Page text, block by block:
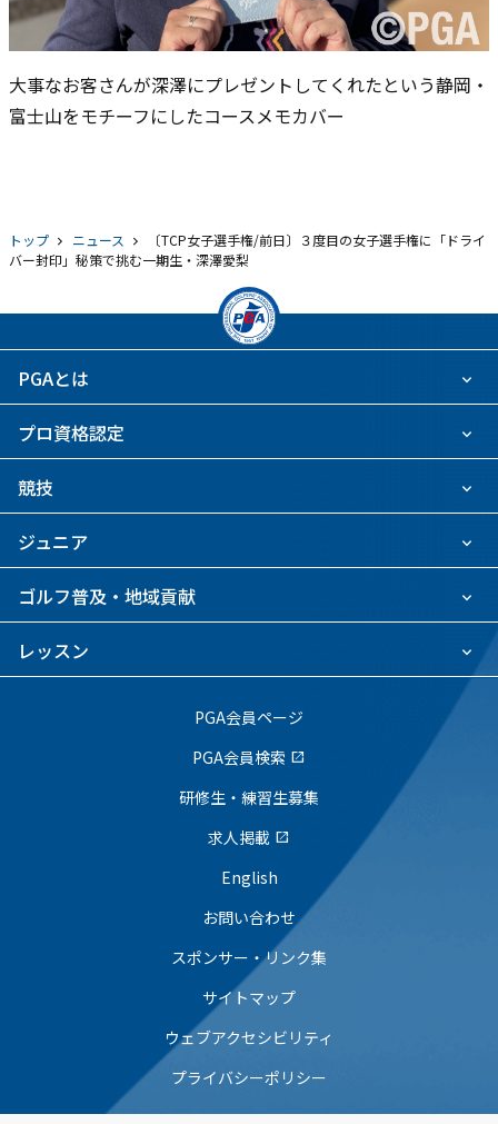
大事なお客さんが深澤にプレゼントしてくれたという静岡・
富士山をモチーフにしたコースメモカバー
トップ ニュース
〔TCP女子選手権/前日〕３度目の女子選手権に「ドライ
バー封印」秘策で挑む一期生・深澤愛梨
PGAとは
プロ資格認定
競技
ジュニア
ゴルフ普及・地域貢献
レッスン
PGA会員ページ
PGA会員検索 open_in_new
研修生・練習生募集
求人掲載 open_in_new
English
お問い合わせ
スポンサー・リンク集
サイトマップ
ウェブアクセシビリティ
プライバシーポリシー